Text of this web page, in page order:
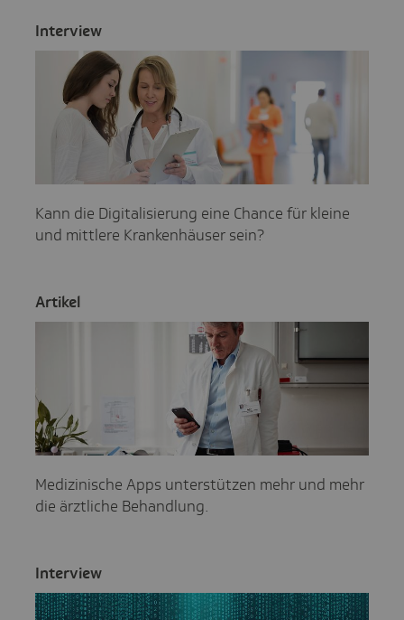
Inter­view
Kann die Digitalisierung eine Chance für kleine
und mittlere Krankenhäuser sein?
Artikel
Medizinische Apps unterstützen mehr und mehr
die ärztliche Behandlung.
Inter­view